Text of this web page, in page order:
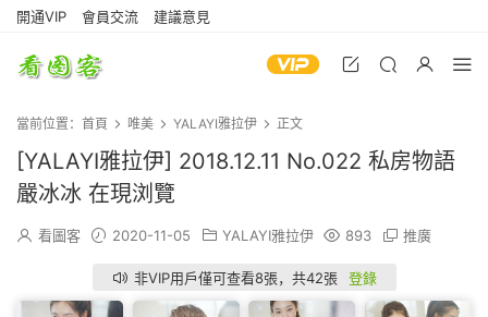
開通VIP 會員交流 建議意見
當前位置： 首頁 唯美 YALAYI雅拉伊 正文
[YALAYI雅拉伊] 2018.12.11 No.022 私房物語
嚴冰冰 在現浏覽
看圖客 2020-11-05 YALAYI雅拉伊 893 推廣
非VIP用戶僅可查看8張，共42張 登錄